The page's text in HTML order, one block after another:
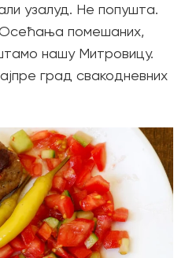
узалуд. Не попушта.
помешаних,
нашу Митровицу.
град свакодневних